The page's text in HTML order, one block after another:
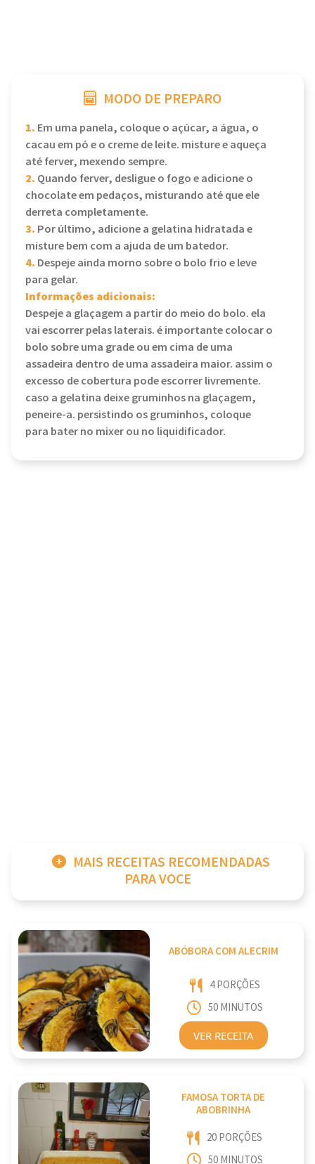
MODO DE PREPARO
1. Em uma panela, coloque o açúcar, a água, o
cacau em pó e o creme de leite. misture e aqueça
até ferver, mexendo sempre.
2. Quando ferver, desligue o fogo e adicione o
chocolate em pedaços, misturando até que ele
derreta completamente.
3. Por último, adicione a gelatina hidratada e
misture bem com a ajuda de um batedor.
4. Despeje ainda morno sobre o bolo frio e leve
para gelar.
Informações adicionais:
Despeje a glaçagem a partir do meio do bolo. ela
vai escorrer pelas laterais. é importante colocar o
bolo sobre uma grade ou em cima de uma
assadeira dentro de uma assadeira maior. assim o
excesso de cobertura pode escorrer livremente.
caso a gelatina deixe gruminhos na glaçagem,
peneire-a. persistindo os gruminhos, coloque
para bater no mixer ou no liquidificador.
MAIS RECEITAS RECOMENDADAS
PARA VOCE
ABÓBORA COM ALECRIM
4 PORÇÕES
50 MINUTOS
VER RECEITA
FAMOSA TORTA DE
ABOBRINHA
20 PORÇÕES
50 MINUTOS